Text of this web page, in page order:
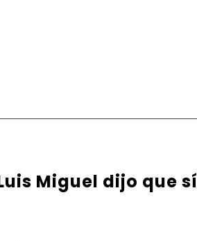
Miguel dijo que sí